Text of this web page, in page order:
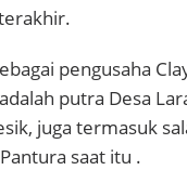
pengusaha
putra Desa
juga termasuk
saat itu .